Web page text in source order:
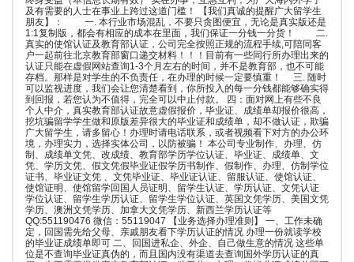
及有需要的人士在事业上跨过这道门槛！ 【我们真诚的提醒广大留学生
朋友】： 一. 本行业市场混乱，不要只贪图便宜，无论是真实版还是
1:1复制版，都会有相应的成本在里面，我们保证一分钱一分货！ 二.
真实的使馆认证及教育部认证，公司完全按照正规的流程手续,可陪同客
户一起前往北京教育部窗口递交材料！！！目前有一些同行所办理出来的
认证只能在虚假网站查询1-3个月左右的时间，并不是教育部，也不可能
存档。那样是对学生的不负责任，在办理的时候一定要慎重！ 三. 随时
可以监视进度，我们会让您清楚看到，你所投入的每一分钱都能够确实得
到回报，若您认为不值得，完全可以中止付款。 四：面对网上有些不良
个人中介，真实教育部认证故意虚假报价，毕业证、成绩单却报价很高，
挖坑骗留学学生做和原版差异很大的毕业证和成绩单，却不做认证，欺骗
广大留学生，请多留心！办理时请电话联系，或者视频看下对方的办公环
境，办理实力，选择实体公司，以防被骗！ 本公司专业制作、办理、仿
制、成绩单文凭、改成绩、教育部学历学位认证、毕业证、成绩单、文
凭、学历文凭、假文凭假毕业证假学历书制作、假制作、办理、仿制学位
证书、毕业证文凭 、文凭毕业证、毕业证认证、留服认证、使馆认证、
使馆证明、使馆留学回国人员证明、留学生认证、学历认证、文凭认证
学位认证、留学生学历认证、留学生学位认证、英国文凭学历、美国文凭
学历、澳洲文凭学历、加拿大文凭学历、新西兰学历认证等
QQ:551190476 微信：55119047 【业务选择办理准则】 一、工作未确
定，回国需先给父母、亲戚朋友看下学历认证的情况 办理一份就读学校
的毕业证成绩单即可 二、回国进私企、外企、自己做生意的情况 这些单
位是不查询毕业证真伪的，而且国内没有渠道去查询国外学历认证的真